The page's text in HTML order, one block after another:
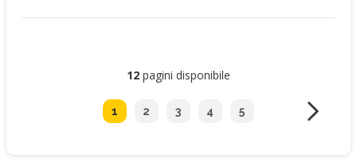
12 pagini disponibile
1 2 3 4 5